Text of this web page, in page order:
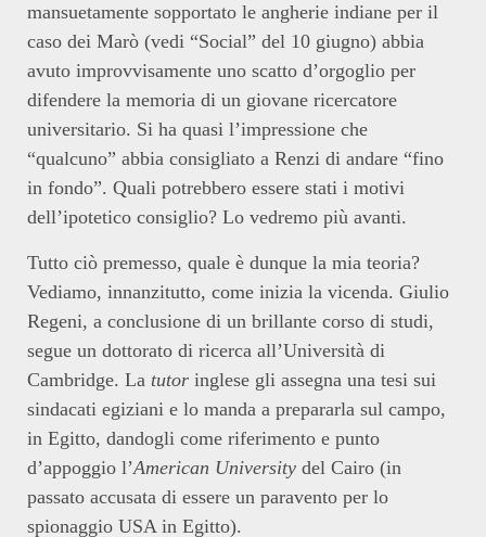
mansuetamente sopportato le angherie indiane per il
caso dei Marò (vedi “Social” del 10 giugno) abbia
avuto improvvisamente uno scatto d’orgoglio per
difendere la memoria di un giovane ricercatore
universitario. Si ha quasi l’impressione che
“qualcuno” abbia consigliato a Renzi di andare “fino
in fondo”. Quali potrebbero essere stati i motivi
dell’ipotetico consiglio? Lo vedremo più avanti.
Tutto ciò premesso, quale è dunque la mia teoria?
Vediamo, innanzitutto, come inizia la vicenda. Giulio
Regeni, a conclusione di un brillante corso di studi,
segue un dottorato di ricerca all’Università di
Cambridge. La tutor inglese gli assegna una tesi sui
sindacati egiziani e lo manda a prepararla sul campo,
in Egitto, dandogli come riferimento e punto
d’appoggio l’American University del Cairo (in
passato accusata di essere un paravento per lo
spionaggio USA in Egitto).